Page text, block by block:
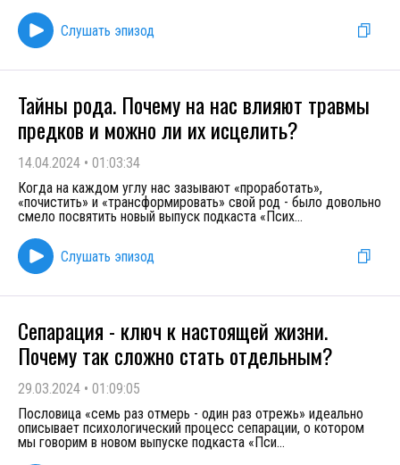
Слушать эпизод
Тайны рода. Почему на нас влияют травмы
предков и можно ли их исцелить?
14.04.2024 • 01:03:34
Когда на каждом углу нас зазывают «проработать»,
«почистить» и «трансформировать» свой род - было довольно
смело посвятить новый выпуск подкаста «Псих...
Слушать эпизод
Сепарация - ключ к настоящей жизни.
Почему так сложно стать отдельным?
29.03.2024 • 01:09:05
Пословица «семь раз отмерь - один раз отрежь» идеально
описывает психологический процесс сепарации, о котором
мы говорим в новом выпуске подкаста «Пси...